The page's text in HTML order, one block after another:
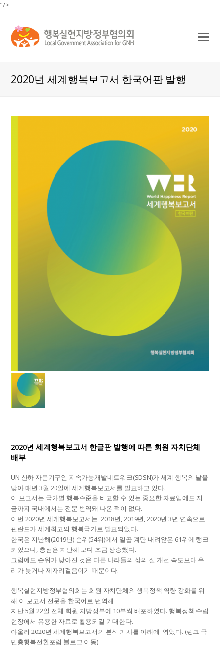
"/>
2020년 세계행복보고서 한국어판 발행
2020년 세계행복보고서 한글판 발행에 따른 회원 자치단체
배부
UN 산하 자문기구인 지속가능개발네트워크(SDSN)가 세계 행복의 날을
맞아 매년 3월 20일에 세계행복보고서를 발표하고 있다.
이 보고서는 국가별 행복수준을 비교할 수 있는 중요한 자료임에도 지
금까지 국내에서는 전문 번역돼 나온 적이 없다.
이번 2020년 세계행복보고서는 2018년, 2019년, 2020년 3년 연속으로
핀란드가 세계최고의 행복국가로 발표되었다.
한국은 지난해(2019년) 순위(54위)에서 일곱 계단 내려앉은 61위에 랭크
되었으나, 총점은 지난해 보다 조금 상승했다.
그럼에도 순위가 낮아진 것은 다른 나라들의 삶의 질 개선 속도보다 우
리가 늦거나 제자리걸음이기 때문이다.
행복실현지방정부협의회는 회원 자치단체의 행복정책 역량 강화를 위
해 이 보고서 전문을 한국어로 번역해
지난 5월 22일 전체 회원 지방정부에 10부씩 배포하였다. 행복정책 수립
현장에서 유용한 자료로 활용되길 기대한다.
아울러 2020년 세계행복보고서의 분석 기사를 아래에 엮었다. (링크 국
민총행복전환포럼 블로그 이동)